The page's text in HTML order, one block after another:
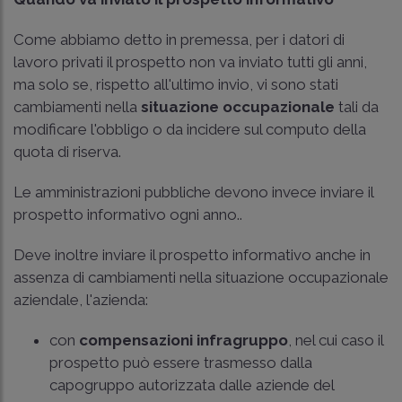
Come abbiamo detto in premessa, per i datori di
lavoro privati il prospetto non va inviato tutti gli anni,
ma solo se, rispetto all'ultimo invio, vi sono stati
cambiamenti nella situazione occupazionale tali da
modificare l'obbligo o da incidere sul computo della
quota di riserva.
Le amministrazioni pubbliche devono invece inviare il
prospetto informativo ogni anno..
Deve inoltre inviare il prospetto informativo anche in
assenza di cambiamenti nella situazione occupazionale
aziendale, l'azienda:
con compensazioni infragruppo , nel cui caso il
prospetto può essere trasmesso dalla
capogruppo autorizzata dalle aziende del